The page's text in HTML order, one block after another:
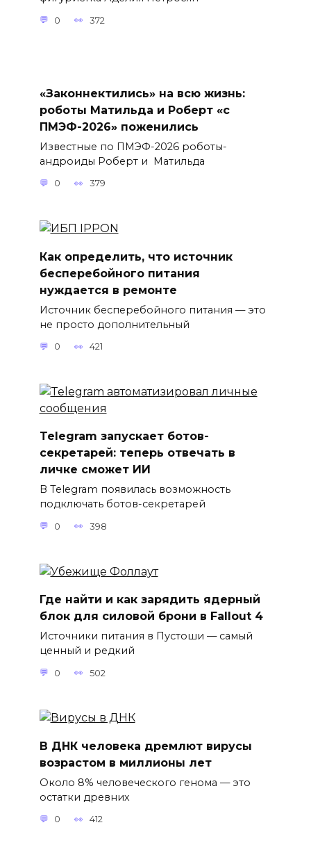
0 372
«Законнектились» на всю жизнь:
роботы Матильда и Роберт «с
ПМЭФ-2026» поженились
Известные по ПМЭФ-2026 роботы-
андроиды Роберт и Матильда
0 379
Как определить, что источник
бесперебойного питания
нуждается в ремонте
Источник бесперебойного питания — это
не просто дополнительный
0 421
Telegram запускает ботов-
секретарей: теперь отвечать в
личке сможет ИИ
В Telegram появилась возможность
подключать ботов-секретарей
0 398
Где найти и как зарядить ядерный
блок для силовой брони в Fallout 4
Источники питания в Пустоши — самый
ценный и редкий
0 502
В ДНК человека дремлют вирусы
возрастом в миллионы лет
Около 8% человеческого генома — это
остатки древних
0 412